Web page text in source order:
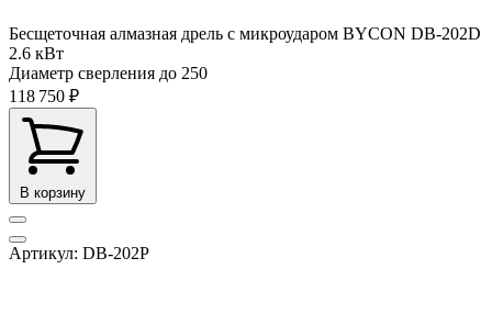
Бесщеточная алмазная дрель с микроударом BYCON DB-202D
2.6 кВт
Диаметр сверления до 250
118 750 ₽
В корзину
Артикул: DB-202P